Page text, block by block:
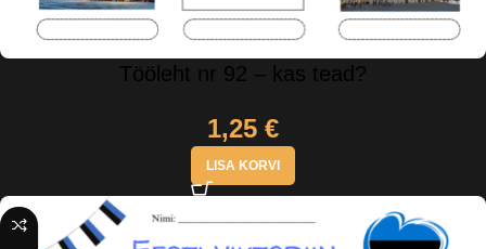
Tööleht nr 92 – kas tead?
1,25 €
LISA KORVI